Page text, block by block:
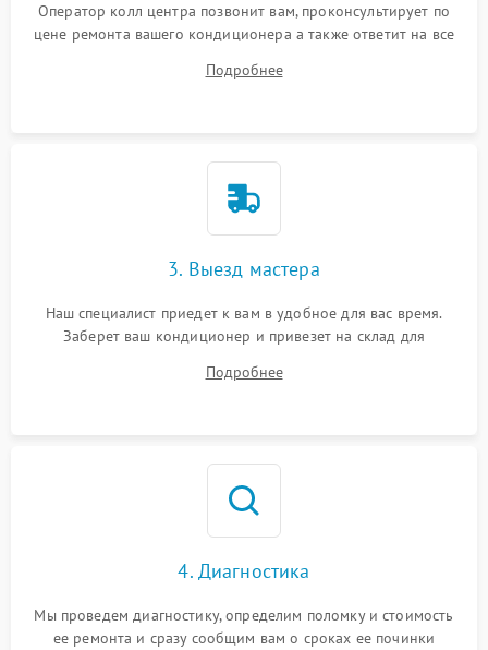
Оператор колл центра позвонит вам, проконсультирует по
цене ремонта вашего кондиционера а также ответит на все
Подробнее
3. Выезд мастера
Наш специалист приедет к вам в удобное для вас время.
Заберет ваш кондиционер и привезет на склад для
Подробнее
4. Диагностика
Мы проведем диагностику, определим поломку и стоимость
ее ремонта и сразу сообщим вам о сроках ее починки